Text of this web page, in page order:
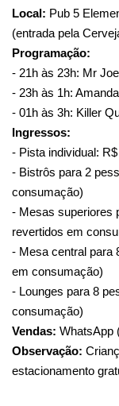
Local: Pub 5
(entrada pela
Programação:
- 21h às 23h: Mr
- 23h às 1h:
- 01h às 3h: Killer
Ingressos:
- Pista individual:
- Bistrôs para 2
consumação)
- Mesas superiores
revertidos em
- Mesa central para
em consumação)
- Lounges para 8
consumação)
Vendas: WhatsApp
Observação:
estacionamento